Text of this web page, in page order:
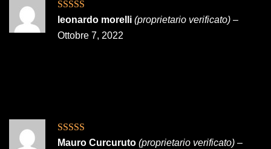
Valutato5su
5
leonardo morelli (proprietario verificato) –
Ottobre 7, 2022
Valutato5su
Mauro Curcuruto (proprietario verificato) –